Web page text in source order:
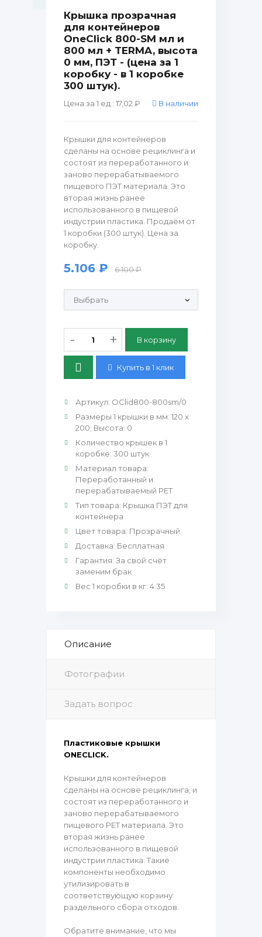
Крышка прозрачная
для контейнеров
OneClick 800-SM мл и
800 мл + TERMA, высота
0 мм, ПЭТ - (цена за 1
коробку - в 1 коробке
300 штук).
Цена за 1 ед.: 17,02 ₽ В наличии
Крышки для контейнеров
сделаны на основе рециклинга и
состоят из переработанного и
заново перерабатываемого
пищевого ПЭТ материала. Это
вторая жизнь ранее
использованного в пищевой
индустрии пластика. Продаём от
1 коробки (300 штук). Цена за
коробку.
5.106 ₽ 6.100 ₽
Продающие рулонные этикетки:
- +
Купить в 1 клик
Артикул: OClid800-800sm/0
Размеры 1 крышки в мм: 120 х
200; Высота: 0
Количество крышек в 1
коробке: 300 штук
Материал товара:
Переработанный и
перерабатываемый PET
Тип товара: Крышка ПЭТ для
контейнера
Цвет товара: Прозрачный
Доставка: Бесплатная
Гарантия: За свой счёт
заменим брак
Вес 1 коробки в кг: 4.35
Описание
Фотографии
Задать вопрос
Пластиковые крышки
ONECLICK.
Крышки для контейнеров
сделаны на основе рециклинга, и
состоят из переработанного и
заново перерабатываемого
пищевого PET материала. Это
вторая жизнь ранее
использованного в пищевой
индустрии пластика. Такие
компоненты необходимо
утилизировать в
соответствующую корзину
раздельного сбора отходов.
Обратите внимание, что мы